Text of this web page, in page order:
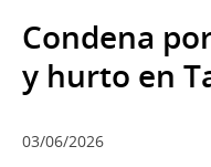
Condena
y hurto en
03/06/2026